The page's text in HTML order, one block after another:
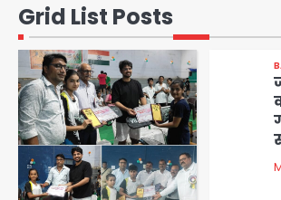
Grid List Posts